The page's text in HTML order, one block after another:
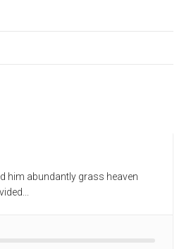
him abundantly grass heaven